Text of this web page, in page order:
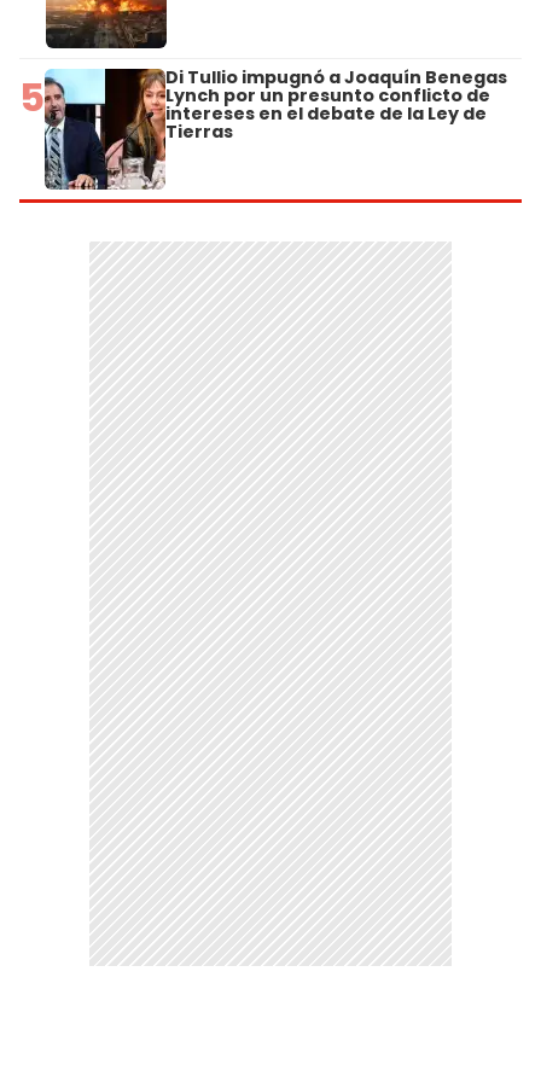
5 Di Tullio impugnó a Joaquín Benegas
Lynch por un presunto conflicto de
intereses en el debate de la Ley de
Tierras